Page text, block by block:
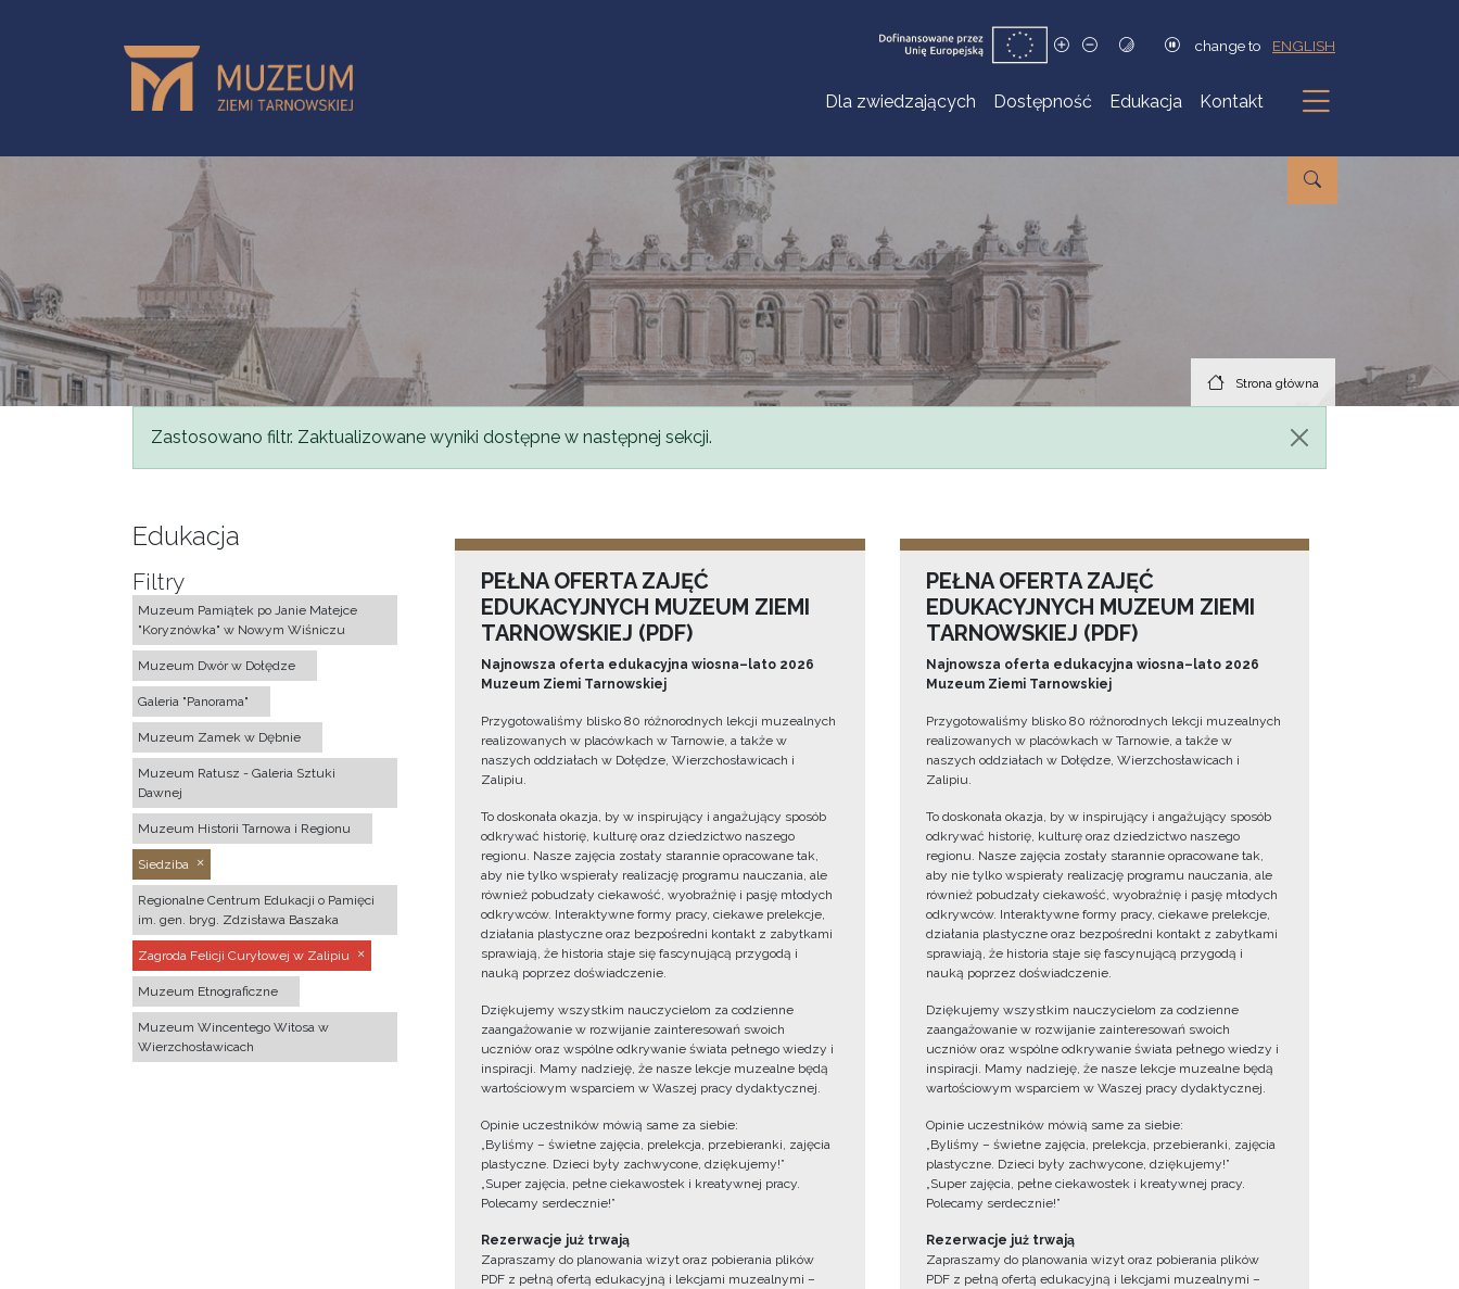
change to ENGLISH
Dla zwiedzających Dostępność Edukacja Kontakt
Podmenu
Strona główna
Komunikat
Zastosowano filtr. Zaktualizowane wyniki dostępne w następnej sekcji.
Edukacja
Filtry
Muzeum Pamiątek po Janie Matejce
"Koryznówka" w Nowym Wiśniczu
Muzeum Dwór w Dołędze
Galeria "Panorama"
Muzeum Zamek w Dębnie
Muzeum Ratusz - Galeria Sztuki
Dawnej
Muzeum Historii Tarnowa i Regionu
Siedziba
Regionalne Centrum Edukacji o Pamięci
im. gen. bryg. Zdzisława Baszaka
Zagroda Felicji Curyłowej w Zalipiu
Muzeum Etnograficzne
Muzeum Wincentego Witosa w
Wierzchosławicach
PEŁNA OFERTA ZAJĘĆ
EDUKACYJNYCH MUZEUM ZIEMI
TARNOWSKIEJ (PDF)
Najnowsza oferta edukacyjna wiosna–lato 2026
Muzeum Ziemi Tarnowskiej
Przygotowaliśmy blisko 80 różnorodnych lekcji muzealnych
realizowanych w placówkach w Tarnowie, a także w
naszych oddziałach w Dołędze, Wierzchosławicach i
Zalipiu.
To doskonała okazja, by w inspirujący i angażujący sposób
odkrywać historię, kulturę oraz dziedzictwo naszego
regionu. Nasze zajęcia zostały starannie opracowane tak,
aby nie tylko wspierały realizację programu nauczania, ale
również pobudzały ciekawość, wyobraźnię i pasję młodych
odkrywców. Interaktywne formy pracy, ciekawe prelekcje,
działania plastyczne oraz bezpośredni kontakt z zabytkami
sprawiają, że historia staje się fascynującą przygodą i
nauką poprzez doświadczenie.
Dziękujemy wszystkim nauczycielom za codzienne
zaangażowanie w rozwijanie zainteresowań swoich
uczniów oraz wspólne odkrywanie świata pełnego wiedzy i
inspiracji. Mamy nadzieję, że nasze lekcje muzealne będą
wartościowym wsparciem w Waszej pracy dydaktycznej.
Opinie uczestników mówią same za siebie:
„Byliśmy – świetne zajęcia, prelekcja, przebieranki, zajęcia
plastyczne. Dzieci były zachwycone, dziękujemy!”
„Super zajęcia, pełne ciekawostek i kreatywnej pracy.
Polecamy serdecznie!”
Rezerwacje już trwają
Zapraszamy do planowania wizyt oraz pobierania plików
PDF z pełną ofertą edukacyjną i lekcjami muzealnymi –
PEŁNA OFERTA ZAJĘĆ
EDUKACYJNYCH MUZEUM ZIEMI
TARNOWSKIEJ (PDF)
Najnowsza oferta edukacyjna wiosna–lato 2026
Muzeum Ziemi Tarnowskiej
Przygotowaliśmy blisko 80 różnorodnych lekcji muzealnych
realizowanych w placówkach w Tarnowie, a także w
naszych oddziałach w Dołędze, Wierzchosławicach i
Zalipiu.
To doskonała okazja, by w inspirujący i angażujący sposób
odkrywać historię, kulturę oraz dziedzictwo naszego
regionu. Nasze zajęcia zostały starannie opracowane tak,
aby nie tylko wspierały realizację programu nauczania, ale
również pobudzały ciekawość, wyobraźnię i pasję młodych
odkrywców. Interaktywne formy pracy, ciekawe prelekcje,
działania plastyczne oraz bezpośredni kontakt z zabytkami
sprawiają, że historia staje się fascynującą przygodą i
nauką poprzez doświadczenie.
Dziękujemy wszystkim nauczycielom za codzienne
zaangażowanie w rozwijanie zainteresowań swoich
uczniów oraz wspólne odkrywanie świata pełnego wiedzy i
inspiracji. Mamy nadzieję, że nasze lekcje muzealne będą
wartościowym wsparciem w Waszej pracy dydaktycznej.
Opinie uczestników mówią same za siebie:
„Byliśmy – świetne zajęcia, prelekcja, przebieranki, zajęcia
plastyczne. Dzieci były zachwycone, dziękujemy!”
„Super zajęcia, pełne ciekawostek i kreatywnej pracy.
Polecamy serdecznie!”
Rezerwacje już trwają
Zapraszamy do planowania wizyt oraz pobierania plików
PDF z pełną ofertą edukacyjną i lekcjami muzealnymi –